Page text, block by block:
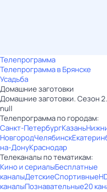
Телепрограмма
Телепрограмма в Брянске
Усадьба
Домашние заготовки
Домашние заготовки. Сезон
null
Телепрограмма по городам:
Санкт-ПетербургКазань
НовгородЧелябинск
на-ДонуКраснодар
Телеканалы по тематикам:
Кино и сериалыБесплатные
каналыДетскиеСпортивные
каналыПознавательные20